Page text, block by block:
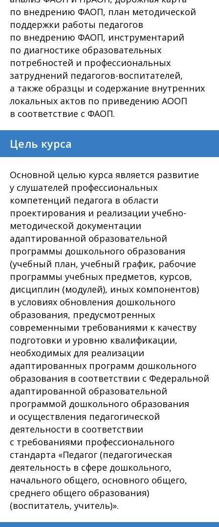
по внедрению ФАОП, план методической
поддержки работы педагогов
по внедрению ФАОП, инструментарий
по диагностике образовательных
потребностей и профессиональных
затруднений педагогов-воспитателей,
а также образцы и содержание внутренних
локальных актов по приведению АООП
в соответствие с ФАОП.
Цель курса
Основной целью курса является развитие
у слушателей профессиональных
компетенций педагога в области
проектирования и реализации учебно-
методической документации
адаптированной образовательной
программы дошкольного образования
(учебный план, учебный график, рабочие
программы учебных предметов, курсов,
дисциплин (модулей), иных компонентов)
в условиях обновления дошкольного
образования, предусмотренных
современными требованиями к качеству
подготовки и уровню квалификации,
необходимых для реализации
адаптированных программ дошкольного
образования в соответствии с Федеральной
адаптированной образовательной
программой дошкольного образования
и осуществления педагогической
деятельности в соответствии
с требованиями профессионального
стандарта «Педагог (педагогическая
деятельность в сфере дошкольного,
начального общего, основного общего,
среднего общего образования)
(воспитатель, учитель)».